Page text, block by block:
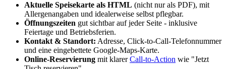
Aktuelle Speisekarte als HTML (nicht nur als PDF), mit
Allergenangaben und idealerweise selbst pflegbar.
Öffnungszeiten gut sichtbar auf jeder Seite - inklusive
Feiertage und Betriebsferien.
Kontakt & Standort: Adresse, Click-to-Call-Telefonnummer
und eine eingebettete Google-Maps-Karte.
Online-Reservierung mit klarerCall-to-Action wie "Jetzt